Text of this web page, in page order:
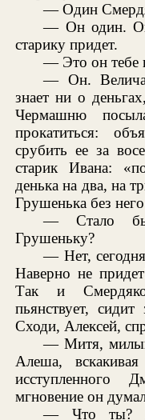
— Один
— Он один. Он
старику придет.
— Это он тебе
— Он.
знает ни о
Чермашню
прокатиться:
срубить ее за
старик Ивана:
денька на два, на
Грушенька без
— Стало
Грушеньку?
— Нет,
Наверно не
Так и
пьянствует,
Сходи, Алексей,
— Митя,
Алеша,
исступленного
мгновение он
— Что ты?